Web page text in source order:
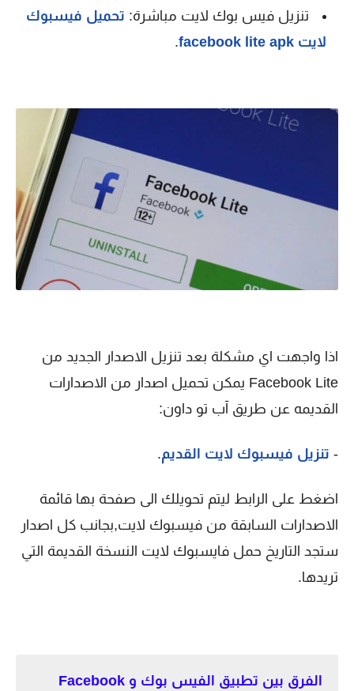
تنزيل فيس بوك لايت مباشرة: تحميل فيسبوك
لايت facebook lite apk
.
اذا واجهت اي مشكلة بعد تنزيل الاصدار الجديد من
Facebook Lite يمكن تحميل اصدار من الاصدارات
القديمه عن طريق آب تو داون:
- تنزيل فيسبوك لايت القديم.
اضغط على الرابط ليتم تحويلك الى صفحة بها قائمة
الاصدارات السابقة من فيسبوك لايت,بجانب كل اصدار
ستجد التاريخ حمل فايسبوك لايت النسخة القديمة التي
تريدها.
الفرق بين تطبيق الفيس بوك و Facebook